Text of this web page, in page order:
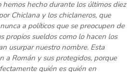
hemos hecho durante los últimos diez
Chiclana y los chiclaneros, que
a políticos que se preocupen de
propios sueldos como lo hacen los
usurpar nuestro nombre. Esta
a Román y sus protegidos, porque
quién es quién en